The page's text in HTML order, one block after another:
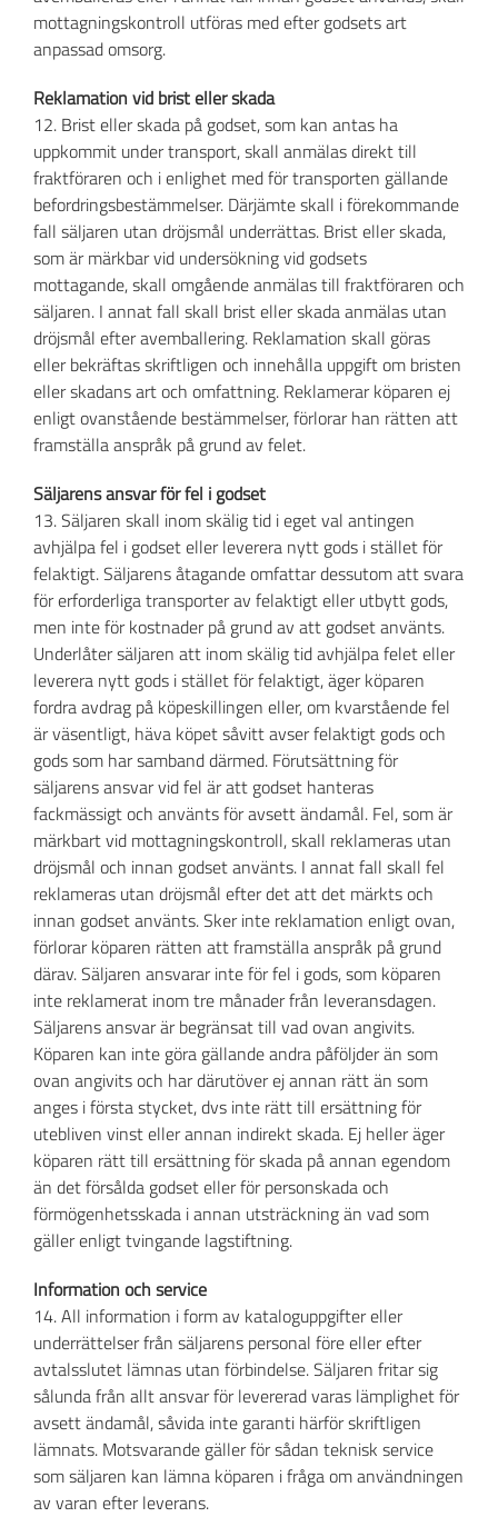
mottagningskontroll utföras med efter godsets art
anpassad omsorg.
Reklamation vid brist eller skada
12. Brist eller skada på godset, som kan antas ha
uppkommit under transport, skall anmälas direkt till
fraktföraren och i enlighet med för transporten gällande
befordringsbestämmelser. Därjämte skall i förekommande
fall säljaren utan dröjsmål underrättas. Brist eller skada,
som är märkbar vid undersökning vid godsets
mottagande, skall omgående anmälas till fraktföraren och
säljaren. I annat fall skall brist eller skada anmälas utan
dröjsmål efter avemballering. Reklamation skall göras
eller bekräftas skriftligen och innehålla uppgift om bristen
eller skadans art och omfattning. Reklamerar köparen ej
enligt ovanstående bestämmelser, förlorar han rätten att
framställa anspråk på grund av felet.
Säljarens ansvar för fel i godset
13. Säljaren skall inom skälig tid i eget val antingen
avhjälpa fel i godset eller leverera nytt gods i stället för
felaktigt. Säljarens åtagande omfattar dessutom att svara
för erforderliga transporter av felaktigt eller utbytt gods,
men inte för kostnader på grund av att godset använts.
Underlåter säljaren att inom skälig tid avhjälpa felet eller
leverera nytt gods i stället för felaktigt, äger köparen
fordra avdrag på köpeskillingen eller, om kvarstående fel
är väsentligt, häva köpet såvitt avser felaktigt gods och
gods som har samband därmed. Förutsättning för
säljarens ansvar vid fel är att godset hanteras
fackmässigt och använts för avsett ändamål. Fel, som är
märkbart vid mottagningskontroll, skall reklameras utan
dröjsmål och innan godset använts. I annat fall skall fel
reklameras utan dröjsmål efter det att det märkts och
innan godset använts. Sker inte reklamation enligt ovan,
förlorar köparen rätten att framställa anspråk på grund
därav. Säljaren ansvarar inte för fel i gods, som köparen
inte reklamerat inom tre månader från leveransdagen.
Säljarens ansvar är begränsat till vad ovan angivits.
Köparen kan inte göra gällande andra påföljder än som
ovan angivits och har därutöver ej annan rätt än som
anges i första stycket, dvs inte rätt till ersättning för
utebliven vinst eller annan indirekt skada. Ej heller äger
köparen rätt till ersättning för skada på annan egendom
än det försålda godset eller för personskada och
förmögenhetsskada i annan utsträckning än vad som
gäller enligt tvingande lagstiftning.
Information och service
14. All information i form av kataloguppgifter eller
underrättelser från säljarens personal före eller efter
avtalsslutet lämnas utan förbindelse. Säljaren fritar sig
sålunda från allt ansvar för levererad varas lämplighet för
avsett ändamål, såvida inte garanti härför skriftligen
lämnats. Motsvarande gäller för sådan teknisk service
som säljaren kan lämna köparen i fråga om användningen
av varan efter leverans.